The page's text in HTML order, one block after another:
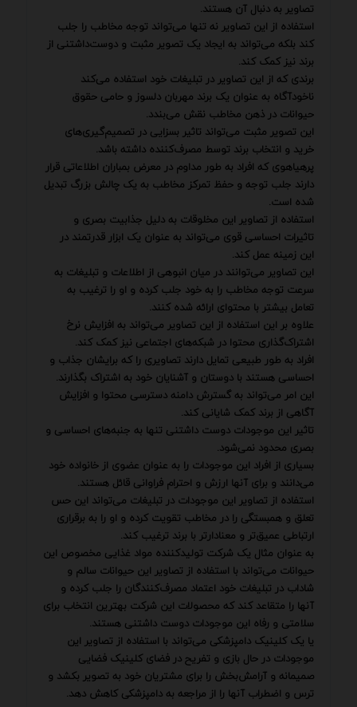
تصاویر به دنبال آن هستند.
استفاده از این تصاویر نه تنها می‌تواند توجه مخاطب را جلب
کند بلکه می‌تواند به ایجاد یک تصویر مثبت و دوست‌داشتنی از
برند نیز کمک کند.
برندی که از این تصاویر در تبلیغات خود استفاده می‌کند
ناخودآگاه به عنوان یک برند مهربان دلسوز و حامی حقوق
حیوانات در ذهن مخاطب نقش می‌بندد.
این تصویر مثبت می‌تواند تاثیر بسزایی در تصمیم‌گیری‌های
خرید و انتخاب برند توسط مصرف‌کننده داشته باشد.
پرهیاهوی که افراد به طور مداوم در معرض بمباران اطلاعاتی قرار
دارند جلب توجه و حفظ تمرکز مخاطب به یک چالش بزرگ تبدیل
شده است.
استفاده از تصاویر این مخلوقات به دلیل جذابیت بصری و
تاثیرات احساسی قوی می‌تواند به عنوان یک ابزار قدرتمند در
این زمینه عمل کند.
این تصاویر می‌توانند در میان انبوهی از اطلاعات و تبلیغات به
سرعت توجه مخاطب را به خود جلب کرده و او را ترغیب به
تعامل بیشتر با محتوای ارائه شده کنند.
علاوه بر این استفاده از این تصاویر می‌تواند به افزایش نرخ
اشتراک‌گذاری محتوا در شبکه‌های اجتماعی نیز کمک کند.
افراد به طور طبیعی تمایل دارند تصاویری را که برایشان جذاب و
احساسی هستند با دوستان و آشنایان خود به اشتراک بگذارند.
این امر می‌تواند به گسترش دامنه دسترسی محتوا و افزایش
آگاهی از برند کمک شایانی کند.
تاثیر این موجودات دوست داشتنی تنها به جنبه‌های احساسی و
بصری محدود نمی‌شود.
بسیاری از افراد این موجودات را به عنوان عضوی از خانواده خود
می‌دانند و برای آنها ارزش و احترام فراوانی قائل هستند.
استفاده از تصاویر این موجودات در تبلیغات می‌تواند این حس
تعلق و همبستگی را در مخاطب تقویت کرده و او را به برقراری
ارتباطی عمیق‌تر و معنادارتر با برند ترغیب کند.
به عنوان مثال یک شرکت تولیدکننده مواد غذایی مخصوص این
حیوانات می‌تواند با استفاده از تصاویر این حیوانات سالم و
شاداب در تبلیغات خود اعتماد مصرف‌کنندگان را جلب کرده و
آنها را متقاعد کند که محصولات این شرکت بهترین انتخاب برای
سلامتی و رفاه این موجودات دوست داشتنی هستند.
یا یک کلینیک دامپزشکی می‌تواند با استفاده از تصاویر این
موجودات در حال بازی و تفریح در فضای کلینیک فضایی
صمیمانه و آرامش‌بخش را برای مشتریان خود به تصویر بکشد و
ترس و اضطراب آنها را از مراجعه به دامپزشکی کاهش دهد.